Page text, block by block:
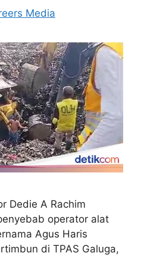
Media
Dedie A Rachim
operator alat
Agus Haris
di TPAS Galuga,